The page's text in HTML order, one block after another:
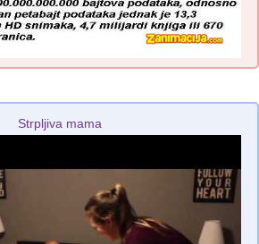
Strpljiva mama